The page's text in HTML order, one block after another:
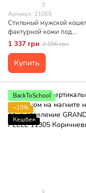
3
Артикул: 21065
Стильный мужской
фактурной кожи под
рептилию KARYA 21065
Черный
1 337 грн 2 156 грн
Купить
BackToSchool
−15%
Кешбек